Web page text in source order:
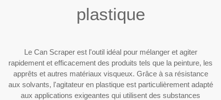
plastique
Le Can Scraper est l'outil idéal pour mélanger et agiter
rapidement et efficacement des produits tels que la peinture, les
apprêts et autres matériaux visqueux. Grâce à sa résistance
aux solvants, l'agitateur en plastique est particulièrement adapté
aux applications exigeantes qui utilisent des substances